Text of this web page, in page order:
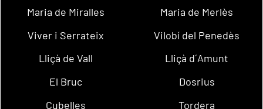
Maria de Miralles
Maria de Merlès
Viver i Serrateix
Vilobí del Penedès
Lliçà de Vall
Lliçà d´Amunt
El Bruc
Dosrius
Cubelles
Tordera